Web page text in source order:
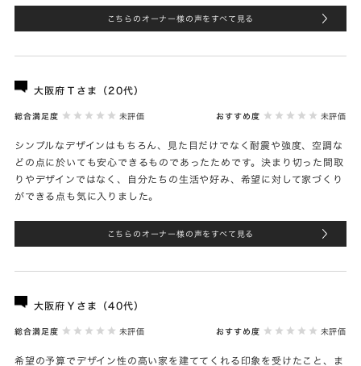
こちらのオーナー様の声をすべて見る
大阪府Ｔさま（20代）
総合満足度 未評価 おすすめ度 未評価
シンプルなデザインはもちろん、見た目だけでなく耐震や強度、空調な
どの点に於いても安心できるものであったためです。決まり切った間取
りやデザインではなく、自分たちの生活や好み、希望に対して家づくり
ができる点も気に入りました。
こちらのオーナー様の声をすべて見る
大阪府Ｙさま（40代）
総合満足度 未評価 おすすめ度 未評価
希望の予算でデザイン性の高い家を建ててくれる印象を受けたこと、ま